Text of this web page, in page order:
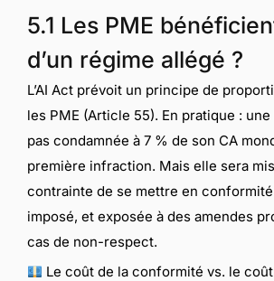
5.1 Les PME
d’un régime allégé ?
L’AI Act prévoit un principe de
les PME (Article 55). En pratique :
pas condamnée à 7 % de son CA
première infraction. Mais elle sera
contrainte de se mettre en
imposé, et exposée à des amendes
cas de non-respect.
Le coût de la conformité vs. le